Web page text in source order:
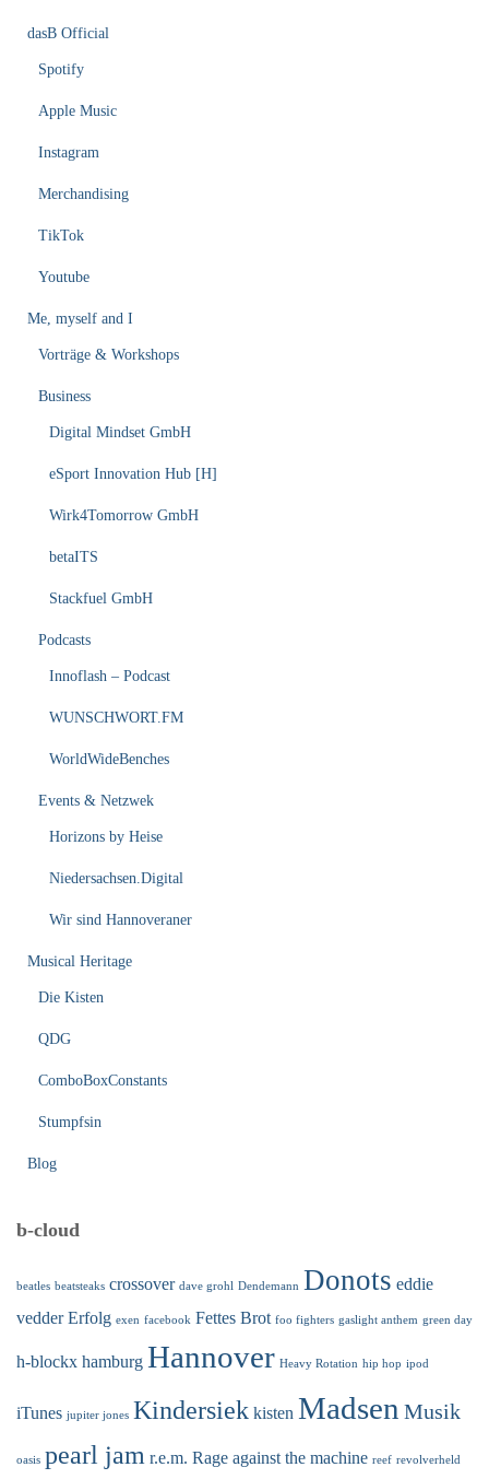
dasB Official
Spotify
Apple Music
Instagram
Merchandising
TikTok
Youtube
Me, myself and I
Vorträge & Workshops
Business
Digital Mindset GmbH
eSport Innovation Hub [H]
Wirk4Tomorrow GmbH
betaITS
Stackfuel GmbH
Podcasts
Innoflash – Podcast
WUNSCHWORT.FM
WorldWideBenches
Events & Netzwek
Horizons by Heise
Niedersachsen.Digital
Wir sind Hannoveraner
Musical Heritage
Die Kisten
QDG
ComboBoxConstants
Stumpfsin
Blog
b-cloud
beatles beatsteaks crossover dave grohl Dendemann Donots eddie
vedder Erfolg exen facebook Fettes Brot foo fighters gaslight anthem green day
h-blockx hamburg Hannover Heavy Rotation hip hop ipod
iTunes jupiter jones Kindersiek kisten Madsen Musik
oasis pearl jam r.e.m. Rage against the machine reef revolverheld